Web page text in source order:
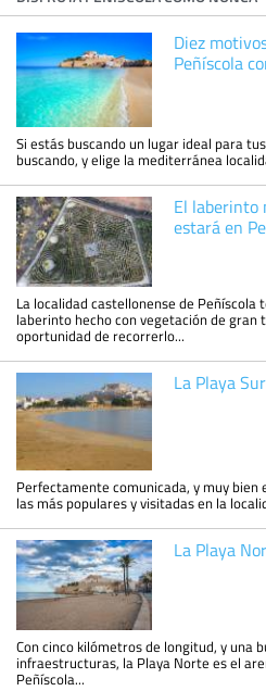
Diez
Peñíscola
Si estás buscando un lugar ideal para
buscando, y elige la mediterránea
El laberinto
estará en
La localidad castellonense de Peñíscola
laberinto hecho con vegetación de gran
oportunidad de recorrerlo...
La Playa
Perfectamente comunicada, y muy bien
las más populares y visitadas en la
La Playa
Con cinco kilómetros de longitud, y una
infraestructuras, la Playa Norte es el
Peñíscola...